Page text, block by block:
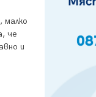
малко
че
и
Пак